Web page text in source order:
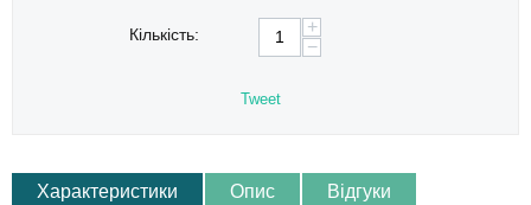
Кількість:
+
−
Tweet
Характеристики Опис Відгуки